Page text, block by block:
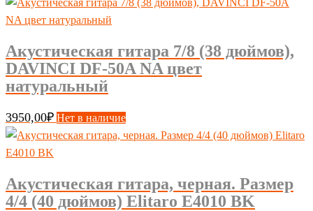
Акустическая гитара 7/8 (38 дюймов),
DAVINCI DF-50A NA цвет
натуральный
3950,00₽ Нет в наличие
Акустическая гитара, черная. Размер
4/4 (40 дюймов) Elitaro E4010 BK